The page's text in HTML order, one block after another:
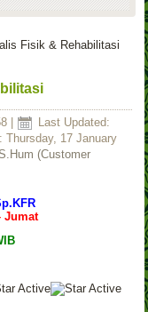
Fisik & Rehabilitasi
Last Updated:
Thursday, 17 January
(Customer
Jumat